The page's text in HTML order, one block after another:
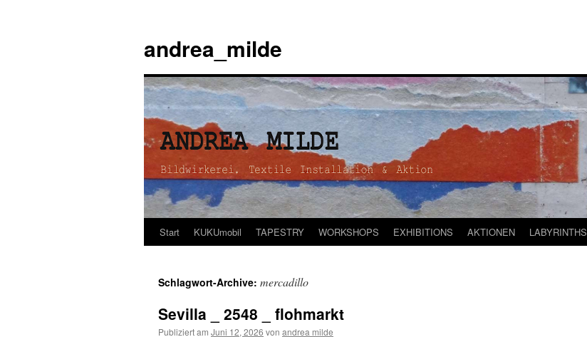
andrea_milde
Zum
springen
Start KUKUmobil TAPESTRY WORKSHOPS EXHIBITIONS AKTIONEN LABYRINTHS
Schlagwort-Archive: mercadillo
Sevilla _ 2548 _ flohmarkt
Publiziert am Juni 12, 2026 von andrea milde